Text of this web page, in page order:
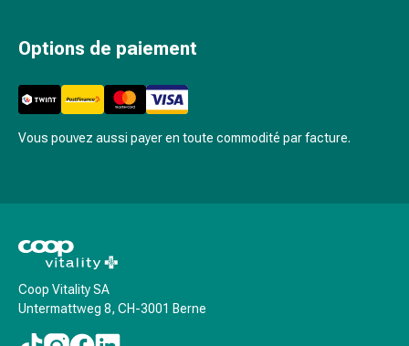
prostate
urinaires
Prostate
Troubles
vessie
Douleurs
et
fièvre
Options de paiement
Vous pouvez aussi payer en toute commodité par facture.
Coop Vitality SA
Untermattweg 8, CH-3001 Berne